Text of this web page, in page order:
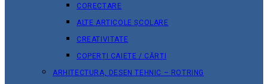
CORECTARE
ALTE ARTICOLE ȘCOLARE
CREATIVITATE
COPERȚI CAIETE / CĂRȚI
ARHITECTURA, DESEN TEHNIC – ROTRING